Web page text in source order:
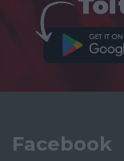
Facebook